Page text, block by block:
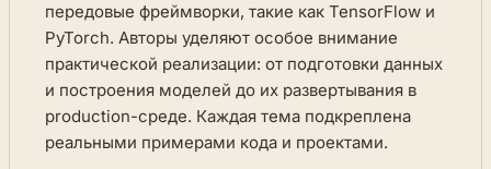
передовые фреймворки, такие как TensorFlow и
PyTorch. Авторы уделяют особое внимание
практической реализации: от подготовки данных
и построения моделей до их развертывания в
production-среде. Каждая тема подкреплена
реальными примерами кода и проектами.